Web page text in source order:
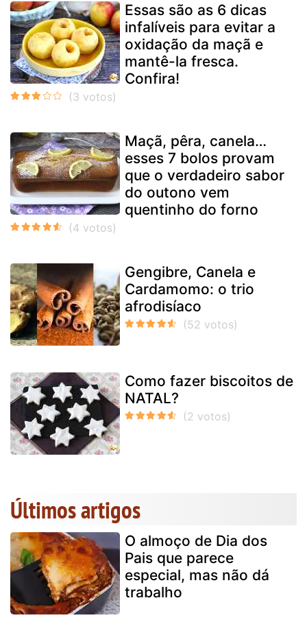
Essas são as 6 dicas
infalíveis para evitar a
oxidação da maçã e
mantê-la fresca.
Confira!
Maçã, pêra, canela…
esses 7 bolos provam
que o verdadeiro sabor
do outono vem
quentinho do forno
Gengibre, Canela e
Cardamomo: o trio
afrodisíaco
Como fazer biscoitos de
NATAL?
Últimos artigos
O almoço de Dia dos
Pais que parece
especial, mas não dá
trabalho